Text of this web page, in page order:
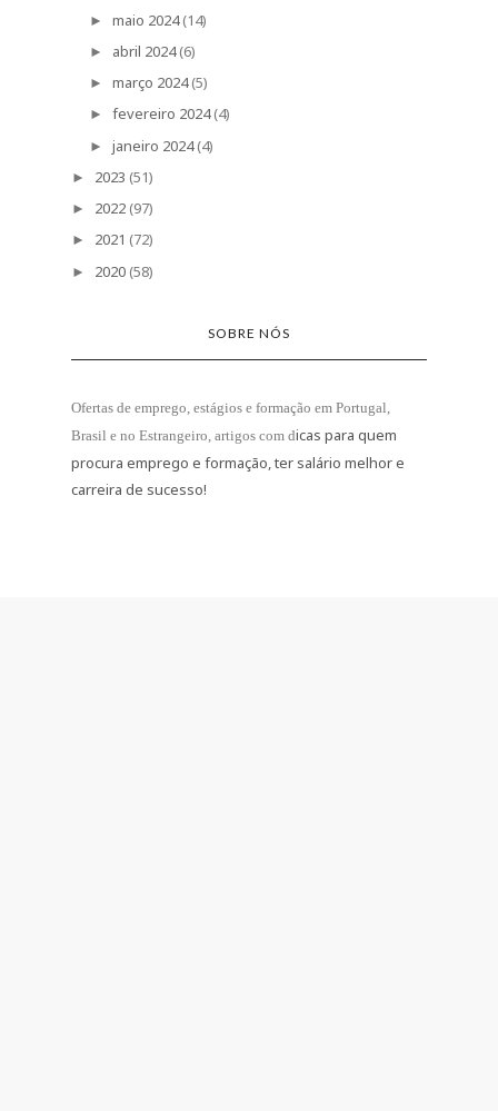
► maio 2024 (14)
► abril 2024 (6)
► março 2024 (5)
► fevereiro 2024 (4)
► janeiro 2024 (4)
► 2023 (51)
► 2022 (97)
► 2021 (72)
► 2020 (58)
SOBRE NÓS
Ofertas de emprego, estágios e formação em Portugal,
Brasil e no Estrangeiro , artigos com dicas para quem
procura emprego e formação, ter salário melhor e
carreira de sucesso!